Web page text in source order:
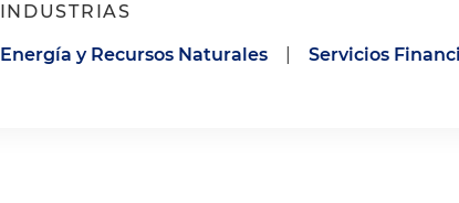
INDUSTRIAS
Energía y Recursos Naturales Servicios